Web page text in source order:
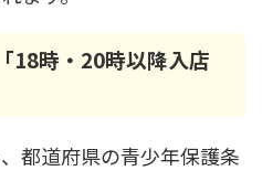
18時・20時以降入店
都道府県の青少年保護条